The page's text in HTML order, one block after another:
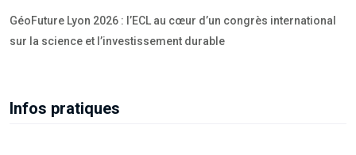
GéoFuture Lyon 2026 : l’ECL au cœur d’un congrès international
sur la science et l’investissement durable
Infos pratiques